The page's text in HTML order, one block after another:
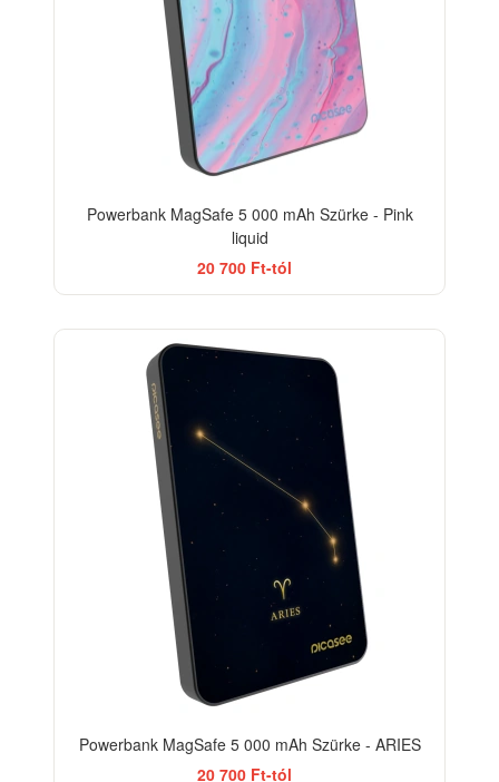
Powerbank MagSafe 5 000 mAh Szürke - Pink
liquid
20 700 Ft-tól
Powerbank MagSafe 5 000 mAh Szürke - ARIES
20 700 Ft-tól